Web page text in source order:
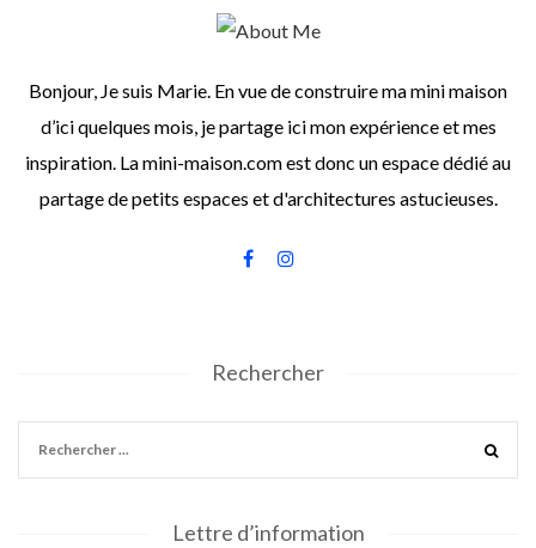
Bonjour, Je suis Marie. En vue de construire ma mini maison
d’ici quelques mois, je partage ici mon expérience et mes
inspiration. La mini-maison.com est donc un espace dédié au
partage de petits espaces et d'architectures astucieuses.
Rechercher
Lettre d’information